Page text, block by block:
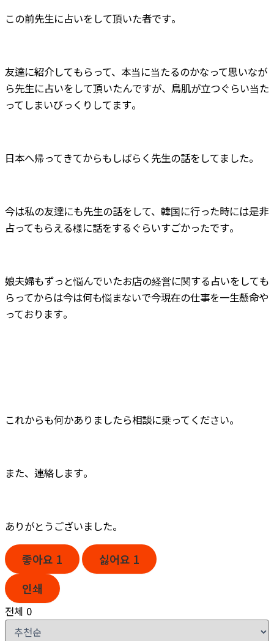
この前先生に占いをして頂いた者です。
友達に紹介してもらって、本当に当たるのかなって思いなが
ら先生に占いをして頂いたんですが、鳥肌が立つぐらい当た
ってしまいびっくりしてます。
日本へ帰ってきてからもしばらく先生の話をしてました。
今は私の友達にも先生の話をして、韓国に行った時には是非
占ってもらえる様に話をするぐらいすごかったです。
娘夫婦もずっと悩んでいたお店の経営に関する占いをしても
らってからは今は何も悩まないで今現在の仕事を一生懸命や
っております。
これからも何かありましたら相談に乗ってください。
また、連絡します。
ありがとうございました。
좋아요 1 싫어요 1
인쇄
전체 0